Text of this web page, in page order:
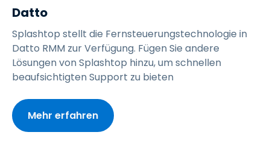
Datto
Splashtop stellt die Fernsteuerungstechnologie in
Datto RMM zur Verfügung. Fügen Sie andere
Lösungen von Splashtop hinzu, um schnellen
beaufsichtigten Support zu bieten
Mehr erfahren